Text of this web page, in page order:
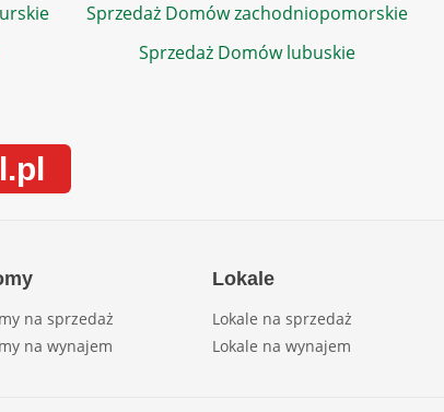
Sprzedaż Domów zachodniopomorskie
Sprzedaż Domów lubuskie
na sprzedaż
na wynajem
Lokale
Lokale na sprzedaż
Lokale na wynajem